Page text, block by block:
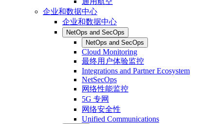
企业和数据中心
企业和数据中心
NetOps and SecOps
NetOps and SecOps
Cloud Monitoring
最终用户体验监控
Integrations and Partner Ecosystem
NetSecOps
网络性能监控
5G 专网
网络安全性
Unified Communications